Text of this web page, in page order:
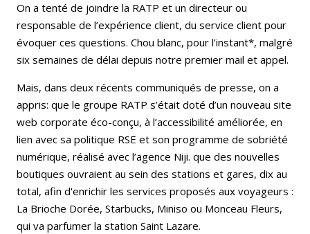
On a tenté de joindre la RATP et un directeur ou
responsable de l’expérience client, du service client pour
évoquer ces questions. Chou blanc, pour l’instant*, malgré
six semaines de délai depuis notre premier mail et appel.
Mais, dans deux récents communiqués de presse, on a
appris: que le groupe RATP s’était doté d’un nouveau site
web corporate éco-conçu, à l’accessibilité améliorée, en
lien avec sa politique RSE et son programme de sobriété
numérique, réalisé avec l’agence Niji. que des nouvelles
boutiques ouvraient au sein des stations et gares, dix au
total, afin d'enrichir les services proposés aux voyageurs :
La Brioche Dorée, Starbucks, Miniso ou Monceau Fleurs,
qui va parfumer la station Saint Lazare.